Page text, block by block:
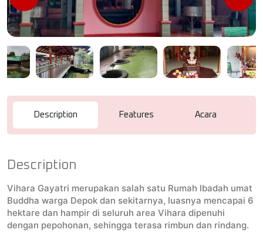
Description Features Acara
Description
Vihara Gayatri merupakan salah satu Rumah Ibadah umat
Buddha warga Depok dan sekitarnya, luasnya mencapai 6
hektare dan hampir di seluruh area Vihara dipenuhi
dengan pepohonan, sehingga terasa rimbun dan rindang.